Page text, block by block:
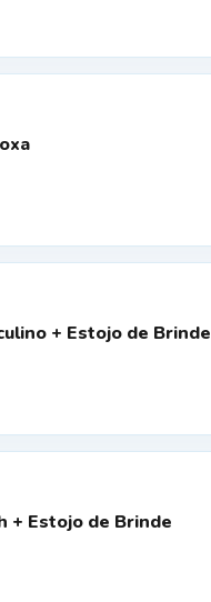
+ Estojo de Brinde
+ Estojo de Brinde